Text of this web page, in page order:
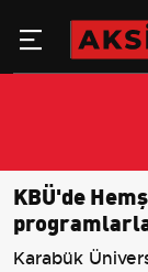
KBÜ'de
Karabük